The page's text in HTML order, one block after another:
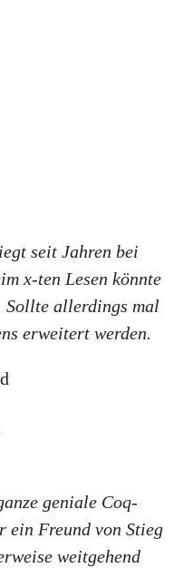
seit Jahren bei
x-ten Lesen könnte
allerdings mal
erweitert werden.
geniale Coq-
ein Freund von Stieg
weitgehend